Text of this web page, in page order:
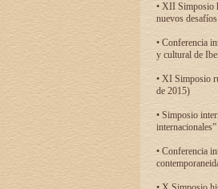
• XII Simposio
nuevos
• Conferencia
y cultural de
• XI Simposio
de 2015)
• Simposio
• Conferencia